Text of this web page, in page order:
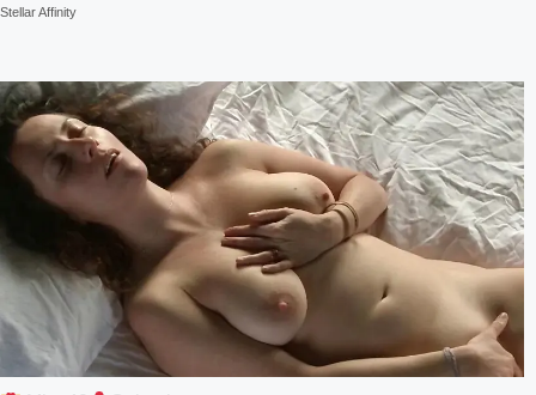
Stellar Affinity